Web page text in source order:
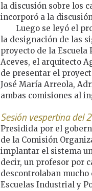
la discusión sobre los
incorporó a la
Luego se leyó el
la designación de las
proyecto de la
Aceves, el arquitecto
de presentar el
José María Arreola,
ambas comisiones al
Sesión vespertina del
Presidida por el
de la Comisión
implantar el sistema
decir, un profesor por
descontrolaban
Escuelas Industrial y